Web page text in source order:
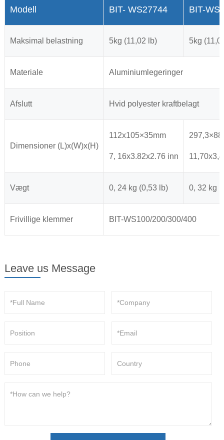
Modell BIT- WS27744 BIT-
Maksimal belastning 5kg (11,02 lb) 5kg
Materiale Aluminiumlegeringer
Afslutt Hvid polyester kraftbelagt
Dimensioner (L)x(W)x(H)
112x105×35mm
7, 16x3.82x2.76 inn
Vægt 0, 24 kg (0,53 lb) 0, 32 kg
Frivillige klemmer BIT-WS100/200/300/400
Leave us Message